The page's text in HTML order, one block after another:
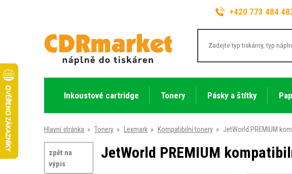
+420 773 484
Inkoustové cartridge Tonery Pásky a štítky
Hlavní stránka » Tonery » Lexmark » Kompatibilní tonery » JetWorld PREMIUM
zpět na
výpis
JetWorld PREMIUM